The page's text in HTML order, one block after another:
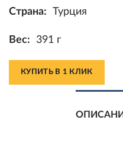
Страна: Турция
Вес: 391 г
КУПИТЬ В 1 КЛИК